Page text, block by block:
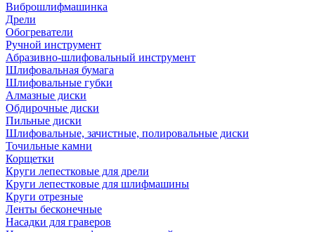
Виброшлифмашинка
Дрели
Обогреватели
Ручной инструмент
Абразивно-шлифовальный инструмент
Шлифовальная бумага
Шлифовальные губки
Алмазные диски
Обдирочные диски
Пильные диски
Шлифовальные, зачистные, полировальные диски
Точильные камни
Корщетки
Круги лепестковые для дрели
Круги лепестковые для шлифмашины
Круги отрезные
Ленты бесконечные
Насадки для граверов